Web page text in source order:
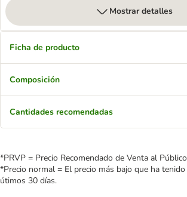
Mostrar detalles
Ficha de producto
Composición
Cantidades recomendadas
*PRVP = Precio Recomendado de Venta al
*Precio normal = El precio más bajo que ha
útimos 30 días.